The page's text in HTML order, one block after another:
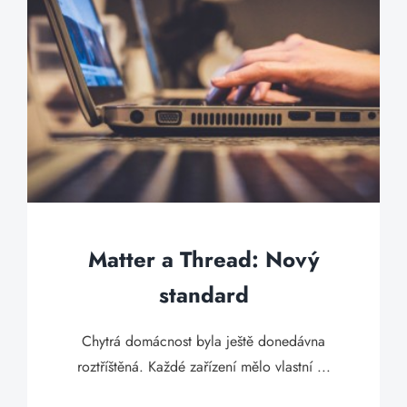
Matter a Thread: Nový
standard
Chytrá domácnost byla ještě donedávna
roztříštěná. Každé zařízení mělo vlastní ...